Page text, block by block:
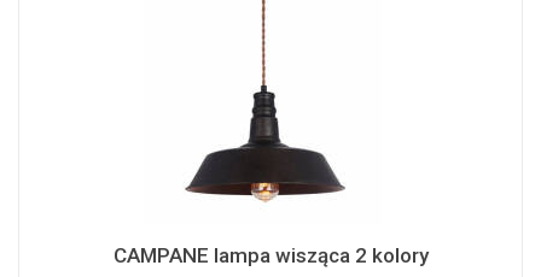
CAMPANE lampa wisząca 2 kolory